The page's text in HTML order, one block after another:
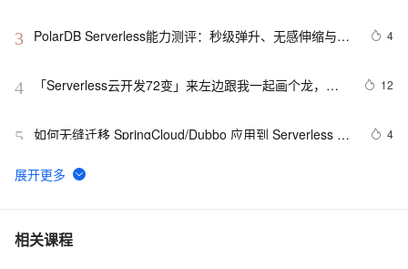
3
PolarDB Serverless能力测评：秒级弹升、无感伸缩与强
4
4
「Serverless云开发72变」来左边跟我一起画个龙，右
12
5 如何无缝迁移 SpringCloud/Dubbo 应用到 Serverless 架
4
6 基于 Serverless 架构的 CI/CD 框架：Serverless-cd
7 【体验有奖】用 AI 画春天，函数计算搭建 Stable
相关课程